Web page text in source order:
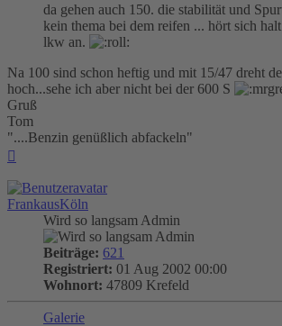
da gehen auch 150. die stabilität und
kein thema bei dem reifen ... hört sich
lkw an.
Na 100 sind schon heftig und mit 15/47 dreht
hoch...sehe ich aber nicht bei der 600 S
Gruß
Tom
"....Benzin genüßlich abfackeln"
FrankausKöln
Wird so langsam Admin
Beiträge: 621
Registriert: 01 Aug 2002 00:00
Wohnort: 47809 Krefeld
Galerie